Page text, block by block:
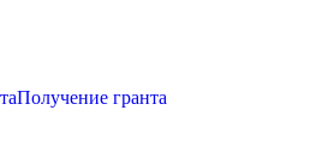
Получение гранта